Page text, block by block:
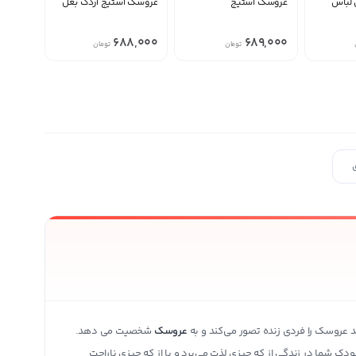
منقضی شده
689,000 تومان
منقضی شده
688,000 تومان
عروسک را فردی زنده تصور می‌کند و به عروسک شخصیت می دهد.